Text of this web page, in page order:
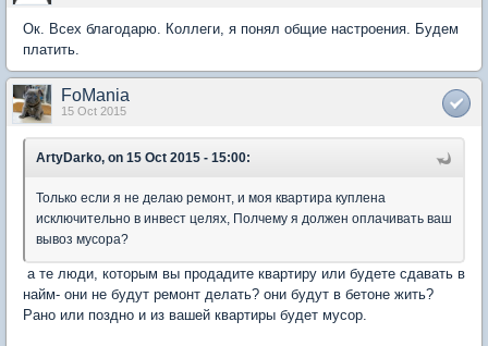
Ок. Всех благодарю. Коллеги, я понял общие настроения. Будем
платить.
FoMania
15 Oct 2015
ArtyDarko, on 15 Oct 2015 - 15:00:
Только если я не делаю ремонт, и моя квартира куплена
исключительно в инвест целях, Полчему я должен оплачивать ваш
вывоз мусора?
а те люди, которым вы продадите квартиру или будете сдавать в
найм- они не будут ремонт делать? они будут в бетоне жить?
Рано или поздно и из вашей квартиры будет мусор.